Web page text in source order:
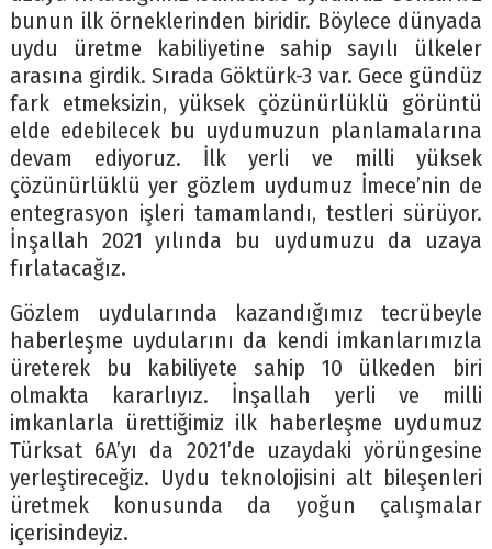
bunun ilk örneklerinden biridir. Böylece dünyada
uydu üretme kabiliyetine sahip sayılı ülkeler
arasına girdik. Sırada Göktürk-3 var. Gece gündüz
fark etmeksizin, yüksek çözünürlüklü görüntü
elde edebilecek bu uydumuzun planlamalarına
devam ediyoruz. İlk yerli ve milli yüksek
çözünürlüklü yer gözlem uydumuz İmece’nin de
entegrasyon işleri tamamlandı, testleri sürüyor.
İnşallah 2021 yılında bu uydumuzu da uzaya
fırlatacağız.
Gözlem uydularında kazandığımız tecrübeyle
haberleşme uydularını da kendi imkanlarımızla
üreterek bu kabiliyete sahip 10 ülkeden biri
olmakta kararlıyız. İnşallah yerli ve milli
imkanlarla ürettiğimiz ilk haberleşme uydumuz
Türksat 6A’yı da 2021’de uzaydaki yörüngesine
yerleştireceğiz. Uydu teknolojisini alt bileşenleri
üretmek konusunda da yoğun çalışmalar
içerisindeyiz.